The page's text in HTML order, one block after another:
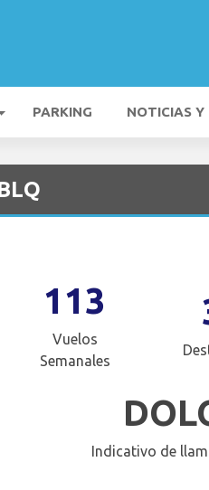
PARKING NOTICIAS Y
113
Vuelos
Semanales
Indicativo de